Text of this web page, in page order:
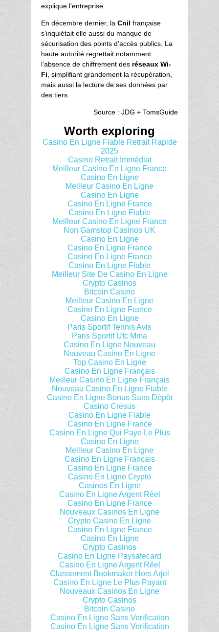
explique l’entreprise.
En décembre dernier, la Cnil française
s’inquiétait elle aussi du manque de
sécurisation des points d’accès publics. La
haute autorité regrettait notamment
l’absence de chiffrement des réseaux Wi-
Fi , simplifiant grandement la récupération,
mais aussi la lecture de ses données par
des tiers.
Source : JDG + TomsGuide
Worth exploring
Casino En Ligne Fiable Retrait Rapide
2025
Casino Retrait Immédiat
Meilleur Casino En Ligne France
Casino En Ligne
Meilleur Casino En Ligne
Casino En Ligne
Casino En Ligne France
Casino En Ligne Fiable
Meilleur Casino En Ligne France
Non Gamstop Casinos UK
Casino En Ligne
Casino En Ligne France
Casino En Ligne France
Casino En Ligne Fiable
Meilleur Site De Casino En Ligne
Crypto Casinos
Bitcoin Casino
Meilleur Casino En Ligne
Casino En Ligne France
Casino En Ligne
Paris Sportif Tennis Avis
Paris Sportif Ufc Mma
Casino En Ligne Nouveau
Nouveau Casino En Ligne
Top Casino En Ligne
Casino En Ligne Français
Meilleur Casino En Ligne Français
Nouveau Casino En Ligne Fiable
Casino En Ligne Bonus Sans Dépôt
Casino Cresus
Casino En Ligne Fiable
Casino En Ligne France
Casino En Ligne Qui Paye Le Plus
Casino En Ligne
Meilleur Casino En Ligne
Casino En Ligne Francais
Casino En Ligne France
Casino En Ligne Crypto
Casinos En Ligne
Casino En Ligne Argent Réel
Casino En Ligne France
Nouveaux Casinos En Ligne
Crypto Casino En Ligne
Casino En Ligne France
Casino En Ligne
Crypto Casinos
Casino En Ligne Paysafecard
Casino En Ligne Argent Réel
Classement Bookmaker Hors Arjel
Casino En Ligne Le Plus Payant
Nouveaux Casinos En Ligne
Crypto Casinos
Bitcoin Casino
Casino En Ligne Sans Verification
Casino En Ligne Sans Verification